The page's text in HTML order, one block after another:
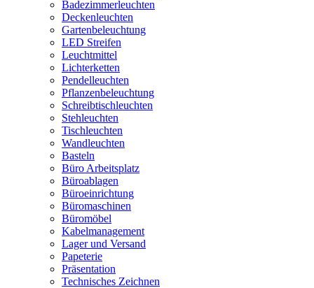
Badezimmerleuchten
Deckenleuchten
Gartenbeleuchtung
LED Streifen
Leuchtmittel
Lichterketten
Pendelleuchten
Pflanzenbeleuchtung
Schreibtischleuchten
Stehleuchten
Tischleuchten
Wandleuchten
Basteln
Büro Arbeitsplatz
Büroablagen
Büroeinrichtung
Büromaschinen
Büromöbel
Kabelmanagement
Lager und Versand
Papeterie
Präsentation
Technisches Zeichnen